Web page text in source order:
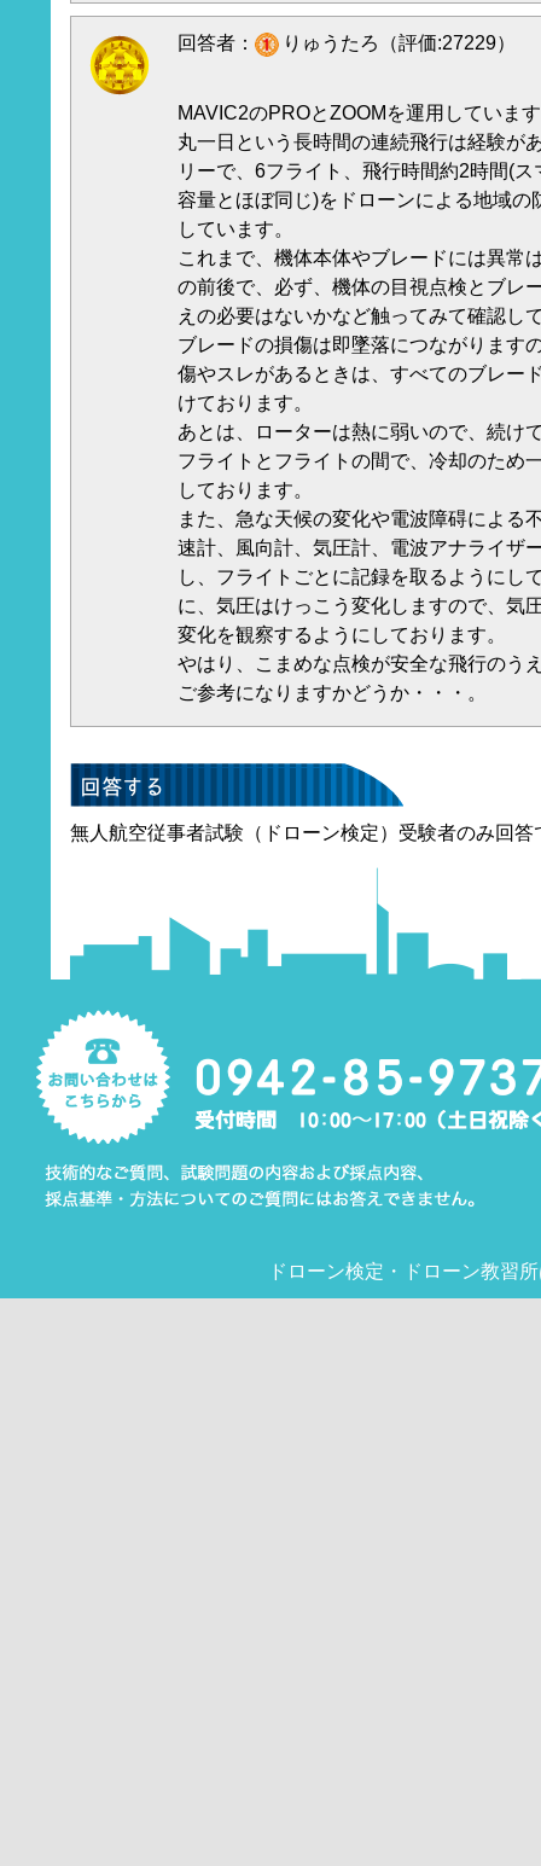
回答者： りゅうたろ（評価:27229）
MAVIC2のPROとZOOMを運用していま
丸一日という長時間の連続飛行は経験が
リーで、6フライト、飛行時間約2時間(
容量とほぼ同じ)をドローンによる地域の
しています。
これまで、機体本体やブレードには異常
の前後で、必ず、機体の目視点検とブレ
えの必要はないかなど触ってみて確認し
ブレードの損傷は即墜落につながります
傷やスレがあるときは、すべてのブレー
けております。
あとは、ローターは熱に弱いので、続け
フライトとフライトの間で、冷却のため
しております。
また、急な天候の変化や電波障碍による
速計、風向計、気圧計、電波アナライザ
し、フライトごとに記録を取るようにし
に、気圧はけっこう変化しますので、気
変化を観察するようにしております。
やはり、こまめな点検が安全な飛行のう
ご参考になりますかどうか・・・。
無人航空従事者試験（ドローン検定）受験者のみ回答
ドローン検定 ・ ドローン教習所